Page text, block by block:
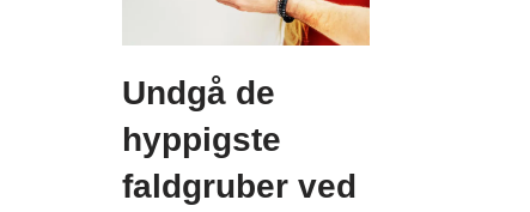
Undgå de
hyppigste
faldgruber ved